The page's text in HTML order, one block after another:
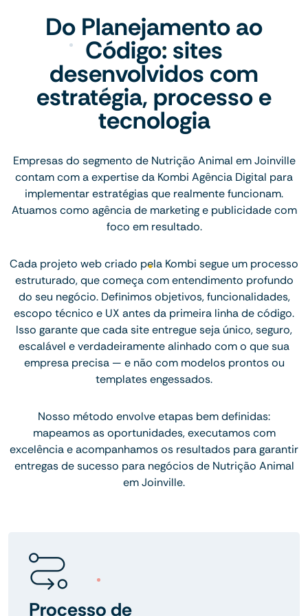
Do Planejamento ao
Código: sites
desenvolvidos com
estratégia, processo e
tecnologia
Empresas do segmento de Nutrição Animal em Joinville
contam com a expertise da Kombi Agência Digital para
implementar estratégias que realmente funcionam.
Atuamos como agência de marketing e publicidade com
foco em resultado.
Cada projeto web criado pela Kombi segue um processo
estruturado, que começa com entendimento profundo
do seu negócio. Definimos objetivos, funcionalidades,
escopo técnico e UX antes da primeira linha de código.
Isso garante que cada site entregue seja único, seguro,
escalável e verdadeiramente alinhado com o que sua
empresa precisa — e não com modelos prontos ou
templates engessados.
Nosso método envolve etapas bem definidas:
mapeamos as oportunidades, executamos com
excelência e acompanhamos os resultados para garantir
entregas de sucesso para negócios de Nutrição Animal
em Joinville.
Processo de